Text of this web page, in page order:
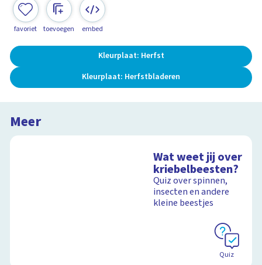
favoriet toevoegen embed
Kleurplaat: Herfst
Kleurplaat: Herfstbladeren
Meer
Wat weet jij over
kriebelbeesten?
Quiz over spinnen,
insecten en andere
kleine beestjes
Quiz